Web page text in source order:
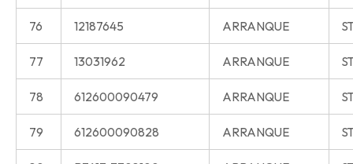
76 12187645 ARRANQUE
77 13031962 ARRANQUE
78 612600090479 ARRANQUE
79 612600090828 ARRANQUE